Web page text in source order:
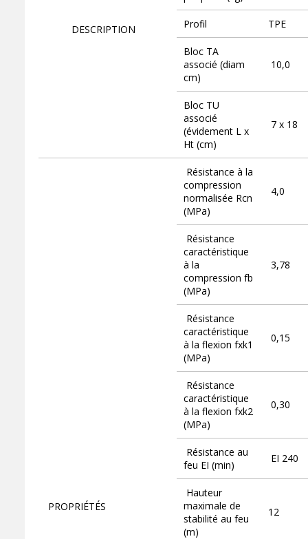
DESCRIPTION Profil TPE
Bloc TA
associé (diam
cm)
10,0
Bloc TU
associé
(évidement L x
Ht (cm)
7 x 18
PROPRIÉTÉS
Résistance à la
compression
normalisée Rcn
(MPa)
4,0
Résistance
caractéristique
à la
compression fb
(MPa)
3,78
Résistance
caractéristique
à la flexion fxk1
(MPa)
0,15
Résistance
caractéristique
à la flexion fxk2
(MPa)
0,30
Résistance au
feu EI (min)
EI 240
Hauteur
maximale de
stabilité au feu
(m)
12